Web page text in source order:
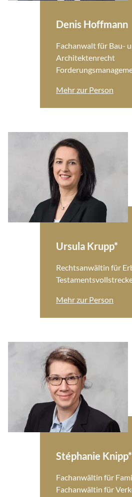
Denis Hoffmann
Fachanwalt für Bau-
Architektenrecht
Mehr zur Person
Ursula Krupp*
Rechtsanwältin für
Mehr zur Person
Stéphanie Knipp*
Fachanwältin für
Fachanwältin für